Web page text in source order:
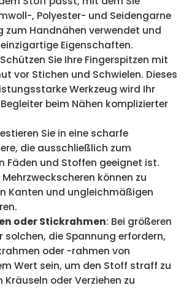
, Polyester- und Seidengarne
zum Handnähen verwendet und
Eigenschaften.
Sie Ihre Fingerspitzen mit
vor Stichen und Schwielen. Dieses
Werkzeug wird Ihr
beim Nähen komplizierter
Sie in eine scharfe
die ausschließlich zum
Fäden und Stoffen geeignet ist.
können zu
Kanten und ungleichmäßigen
oder Stickrahmen: Bei größeren
solchen, die Spannung erfordern,
oder -rahmen von
Wert sein, um den Stoff straff zu
Kräuseln oder Verziehen zu